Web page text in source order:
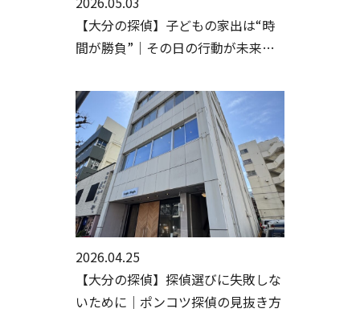
【大分の探偵】子どもの家出は“時
間が勝負”｜その日の行動が未来を
2026.04.25
【大分の探偵】探偵選びに失敗しな
いために｜ポンコツ探偵の見抜き方